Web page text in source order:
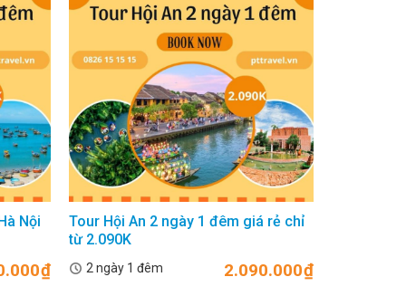
Nội
₫
Tour Hội An 2 ngày 1 đêm giá rẻ chỉ
từ 2.090K
2.090.000₫
2 ngày 1 đêm